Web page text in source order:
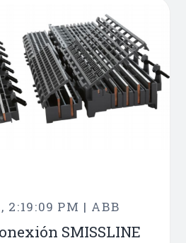
2:19:09 PM | ABB
SMISSLINE